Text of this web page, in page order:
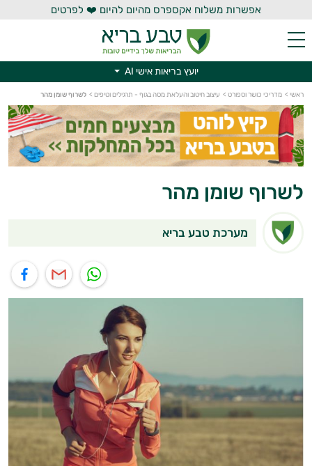
אפשרות משלוח אקספרס מהיום להיום ❤️ לפרטים
יועץ בריאות אישי AI
ראשי > מדריכי כושר וספורט > עיצוב חיטוב והעלאת מסה בגוף - תרגילים וטיפים > לשרוף שומן מהר
לשרוף שומן מהר
מערכת טבע בריא